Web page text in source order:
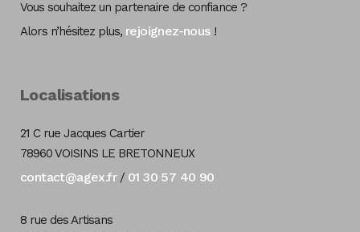
Vous souhaitez un partenaire de confiance ?
Alors n’hésitez plus, rejoignez-nous!
Localisations
21 C rue Jacques Cartier
78960 VOISINS LE BRETONNEUX
contact@agex.fr/ 01 30 57 40 90
8 rue des Artisans